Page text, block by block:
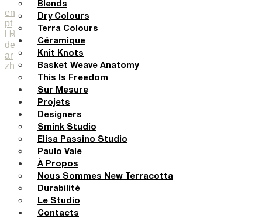
en
pt
FR
de
ar
zh
Blends
Dry Colours
Terra Colours
Céramique
Knit Knots
Basket Weave Anatomy
This Is Freedom
Sur Mesure
Projets
Designers
Smink Studio
Elisa Passino Studio
Paulo Vale
À Propos
Nous Sommes New Terracotta
Durabilité
Le Studio
Contacts